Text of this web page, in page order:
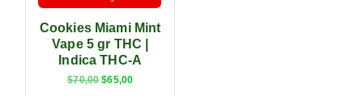
Cookies Miami Mint
Vape 5 gr THC |
Indica THC-A
$70,00 $65,00